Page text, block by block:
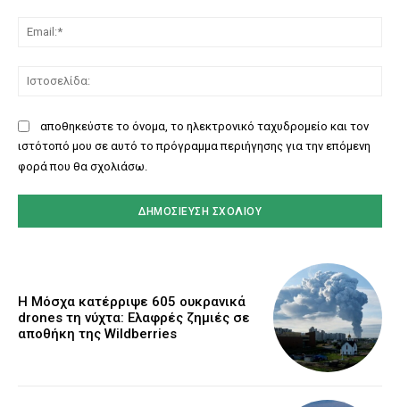
αποθηκεύστε το όνομα, το ηλεκτρονικό ταχυδρομείο και τον
ιστότοπό μου σε αυτό το πρόγραμμα περιήγησης για την επόμενη
φορά που θα σχολιάσω.
Η Μόσχα κατέρριψε 605 ουκρανικά
drones τη νύχτα: Ελαφρές ζημιές σε
αποθήκη της Wildberries